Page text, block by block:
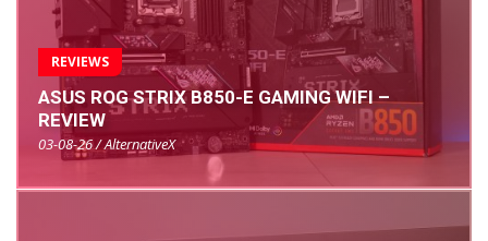
REVIEWS
ASUS ROG STRIX B850-E GAMING WIFI –
REVIEW
03-08-26 / AlternativeX